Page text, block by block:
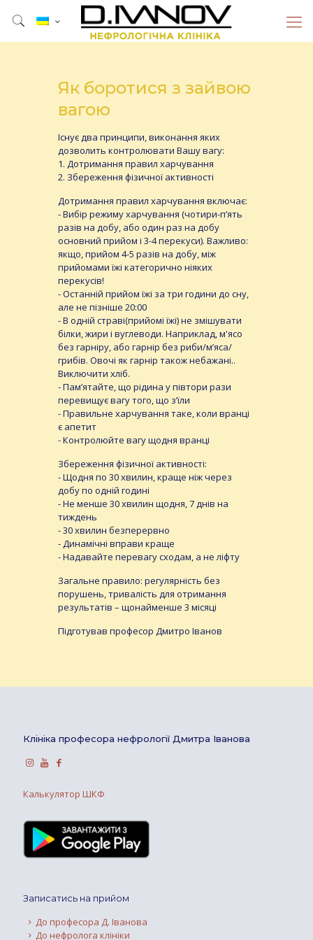
Як боротися з зайвою
вагою
Існує два принципи, виконання яких
дозволить контролювати Вашу вагу:
1. Дотримання правил харчування
2. Збереження фізичної активності
Дотримання правил харчування включає:
- Вибір режиму харчування (чотири-п’ять
разів на добу, або один раз на добу
основний прийом і 3-4 перекуси). Важливо:
якщо, прийом 4-5 разів на добу, між
прийомами їжі категорично ніяких
перекусів!
- Останній прийом їжі за три години до сну,
але не пізніше 20:00
- В одній страві(прийомі їжі) не змішувати
білки, жири і вуглеводи. Наприклад, м'ясо
без гарніру, або гарнір без риби/м’яса/
грибів. Овочі як гарнір також небажані..
Виключити хліб.
- Пам’ятайте, що рідина у півтори рази
перевищує вагу того, що з’їли
- Правильне харчування таке, коли вранці
є апетит
- Контролюйте вагу щодня вранці
Збереження фізичної активності:
- Щодня по 30 хвилин, краще ніж через
добу по одній годині
- Не менше 30 хвилин щодня, 7 днів на
тиждень
- 30 хвилин безперервно
- Динамічні вправи краще
- Надавайте перевагу сходам, а не ліфту
Загальне правило: регулярність без
порушень, тривалість для отримання
результатів – щонайменше 3 місяці
Підготував професор Дмитро Іванов
Клініка професора нефрології Дмитра Іванова
Калькулятор ШКФ
Записатись на прийом
До професора Д. Іванова
До нефролога клініки